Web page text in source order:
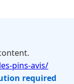
pins-avis/
required